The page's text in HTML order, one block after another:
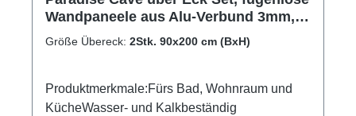
Wandpaneele aus Alu-Verbund 3mm,
Duschrückwand
Größe Übereck: 2Stk. 90x200 cm (BxH)
Produktmerkmale:Fürs Bad, Wohnraum und
KücheWasser- und Kalkbeständig